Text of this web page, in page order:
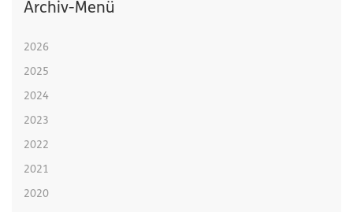
Archiv-Menü
2026
2025
2024
2023
2022
2021
2020